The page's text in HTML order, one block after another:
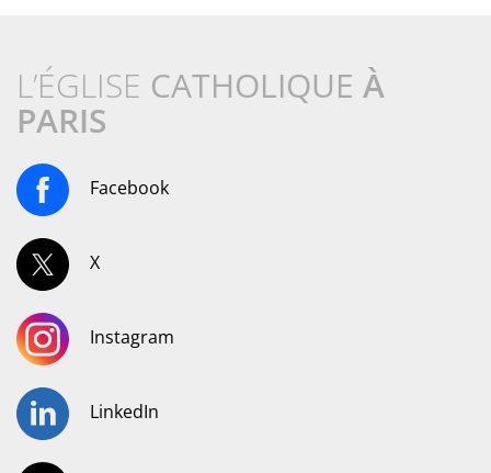
L’ÉGLISE CATHOLIQUE À
PARIS
Facebook
X
Instagram
LinkedIn